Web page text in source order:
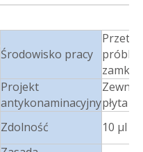
Środowisko pracy
próbki
Projekt
antykonaminacyjnypłyta
Zdolność 10 μl ~